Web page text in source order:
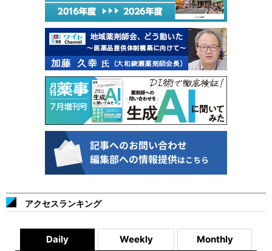
アクセスランキング
Daily Weekly Monthly